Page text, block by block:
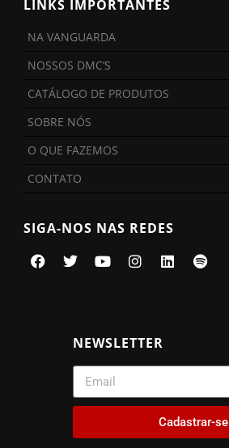
LINKS IMPORTANTES
NA VANGUARDA
NOSSOS DMC’S
CATÁLOGO DE PRODUTOS
SOBRE NÓS
O QUE FAZEMOS
CONTATO
SIGA-NOS NAS REDES
NEWSLETTER
Cadastrar-se